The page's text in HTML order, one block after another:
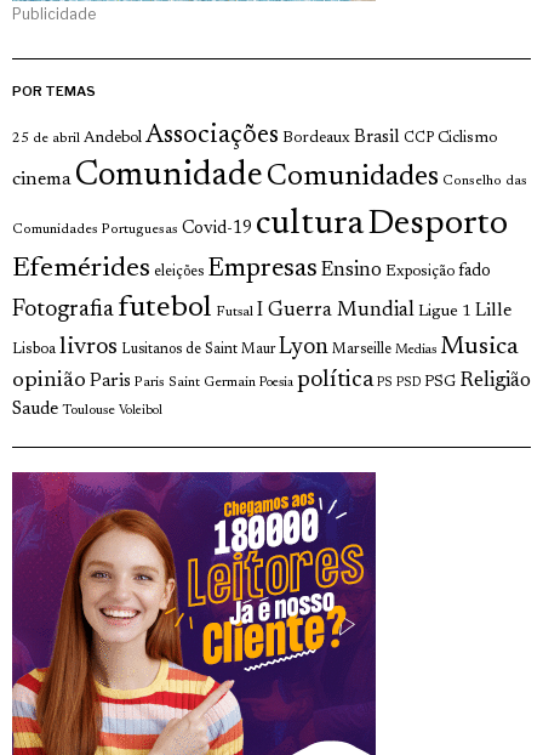
Publicidade
POR TEMAS
25 de abril Andebol Associações Bordeaux Brasil CCP Ciclismo
cinema Comunidade Comunidades Conselho das
Comunidades Portuguesas Covid-19 culturaDesporto
Efemérides eleições Empresas Ensino Exposição fado
Fotografia futebol Futsal I Guerra Mundial Ligue 1 Lille
Lisboa livros Lusitanos de Saint Maur Lyon Marseille Medias Musica
opinião Paris Paris Saint Germain Poesia política PS PSD PSG Religião
Saude Toulouse Voleibol